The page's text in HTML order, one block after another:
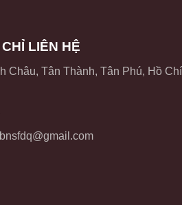
LIÊN HỆ
Châu, Tân Thành, Tân Phú, Hồ Chí